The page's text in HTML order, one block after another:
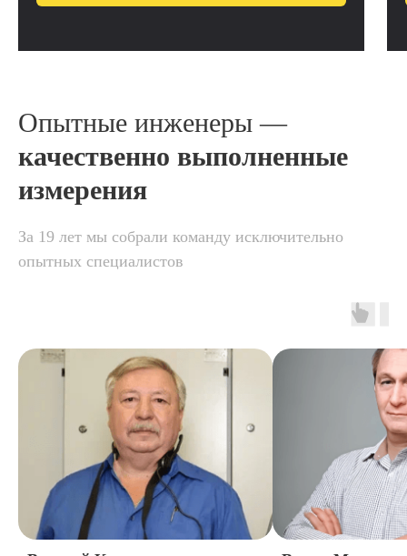
Опытные инженеры —
качественно выполненные
измерения
За 19 лет мы собрали команду исключительно
опытных специалистов